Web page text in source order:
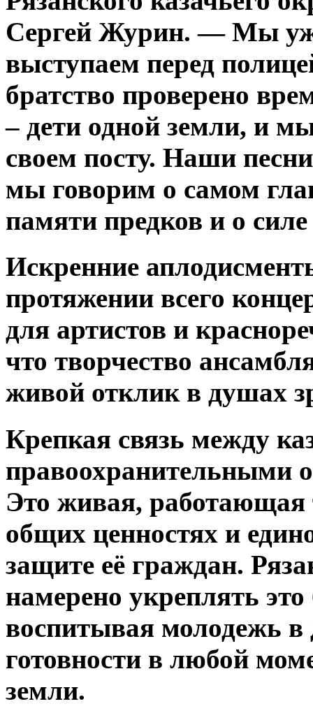
Сергей Журин. — Мы
выступаем перед
братство проверено
– дети одной земли, и
своем посту. Наши
мы говорим о самом
памяти предков и о силе
Искренние
протяжении всего
для артистов и
что творчество
живой отклик в душах
Крепкая связь между
правоохранительными
Это живая, работающая
общих ценностях и
защите её граждан.
намерено укреплять это
воспитывая молодежь в
готовности в любой
земли.